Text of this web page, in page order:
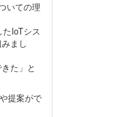
いての理
IoTシス
まし
た」と
提案がで